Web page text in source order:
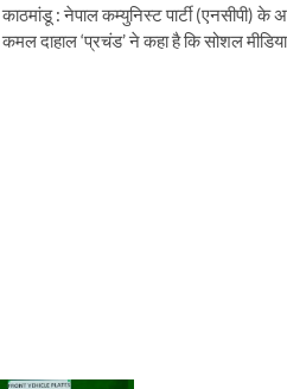
काठमांडू : नेपाल कम्युनिस्ट पार्टी (एनसीपी) के
कमल दाहाल ‘प्रचंड’ ने कहा है कि सोशल